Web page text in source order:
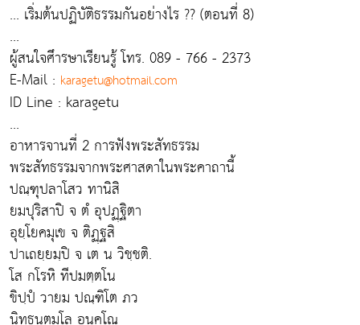
... เริ่มต้นปฏิบัติธรรมกันอย่างไร ?? (ตอนที่ 8)
...
ผู้สนใจศึารษาเรียนรู้ โทร. 089 - 766 - 2373
E-Mail : karagetu@hotmail.com
ID Line : karagetu
...
อาหารจานที่ 2 การฟังพระสัทธรรม
พระสัทธรรมจากพระศาสดาในพระคาถานี้
ปณฺฑุปลาโสว ทานิสิ
ยมปุริสาปิ จ ตํ อุปฏฺฐิตา
อุยฺโยคมุเข จ ติฏฺฐสิ
ปาเถยฺยมฺปิ จ เต น วิชฺชติ.
โส กโรหิ ทีปมตฺตโน
ขิปฺปํ วายม ปณฺฑิโต ภว
นิทฺธนฺตมโล อนฺคโณ